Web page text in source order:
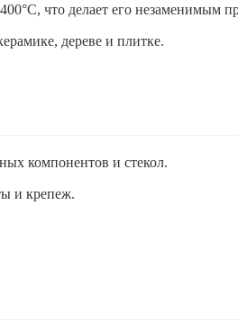
что делает его незаменимым
дереве и плитке.
компонентов и стекол.
и крепеж.